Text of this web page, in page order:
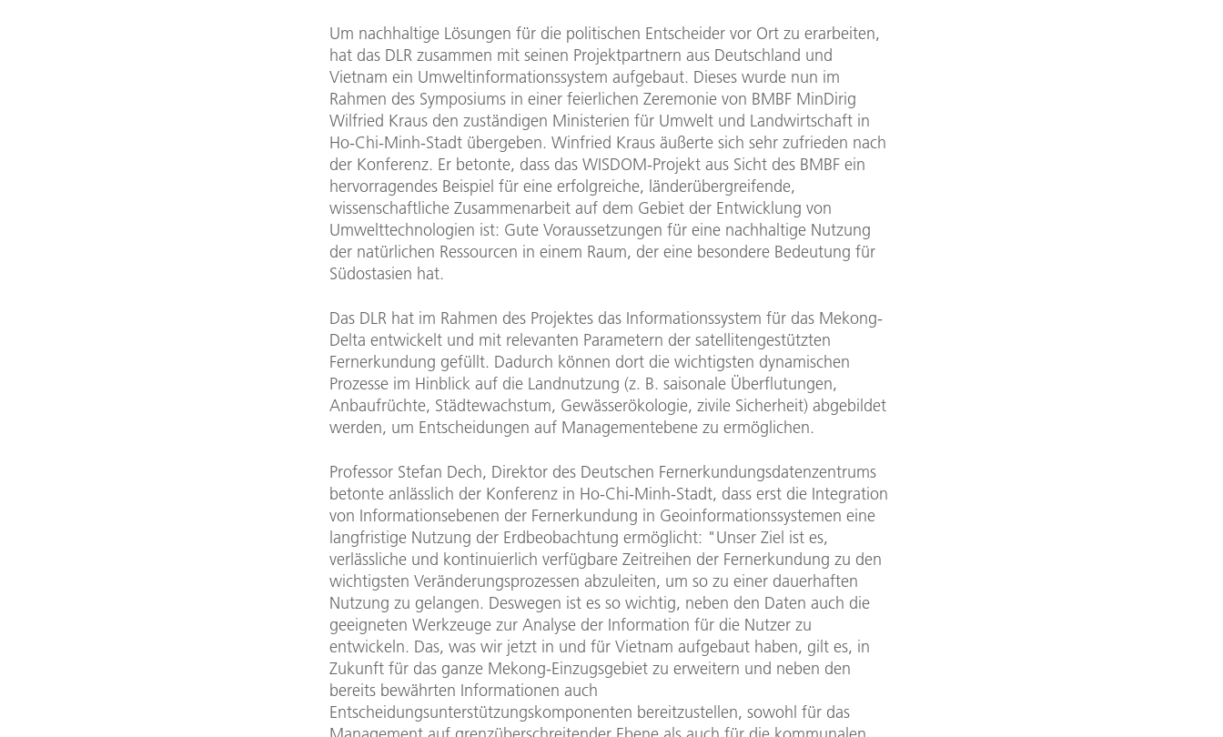
Um nachhaltige Lösungen für die politischen Entscheider vor Ort zu erarbeiten,
hat das DLR zusammen mit seinen Projektpartnern aus Deutschland und
Vietnam ein Umweltinformationssystem aufgebaut. Dieses wurde nun im
Rahmen des Symposiums in einer feierlichen Zeremonie von BMBF MinDirig
Wilfried Kraus den zuständigen Ministerien für Umwelt und Landwirtschaft in
Ho-Chi-Minh-Stadt übergeben. Winfried Kraus äußerte sich sehr zufrieden nach
der Konferenz. Er betonte, dass das WISDOM-Projekt aus Sicht des BMBF ein
hervorragendes Beispiel für eine erfolgreiche, länderübergreifende,
wissenschaftliche Zusammenarbeit auf dem Gebiet der Entwicklung von
Umwelttechnologien ist: Gute Voraussetzungen für eine nachhaltige Nutzung
der natürlichen Ressourcen in einem Raum, der eine besondere Bedeutung für
Südostasien hat.
Das DLR hat im Rahmen des Projektes das Informationssystem für das Mekong-
Delta entwickelt und mit relevanten Parametern der satellitengestützten
Fernerkundung gefüllt. Dadurch können dort die wichtigsten dynamischen
Prozesse im Hinblick auf die Landnutzung (z. B. saisonale Überflutungen,
Anbaufrüchte, Städtewachstum, Gewässerökologie, zivile Sicherheit) abgebildet
werden, um Entscheidungen auf Managementebene zu ermöglichen.
Professor Stefan Dech, Direktor des Deutschen Fernerkundungsdatenzentrums
betonte anlässlich der Konferenz in Ho-Chi-Minh-Stadt, dass erst die Integration
von Informationsebenen der Fernerkundung in Geoinformationssystemen eine
langfristige Nutzung der Erdbeobachtung ermöglicht: "Unser Ziel ist es,
verlässliche und kontinuierlich verfügbare Zeitreihen der Fernerkundung zu den
wichtigsten Veränderungsprozessen abzuleiten, um so zu einer dauerhaften
Nutzung zu gelangen. Deswegen ist es so wichtig, neben den Daten auch die
geeigneten Werkzeuge zur Analyse der Information für die Nutzer zu
entwickeln. Das, was wir jetzt in und für Vietnam aufgebaut haben, gilt es, in
Zukunft für das ganze Mekong-Einzugsgebiet zu erweitern und neben den
bereits bewährten Informationen auch
Entscheidungsunterstützungskomponenten bereitzustellen, sowohl für das